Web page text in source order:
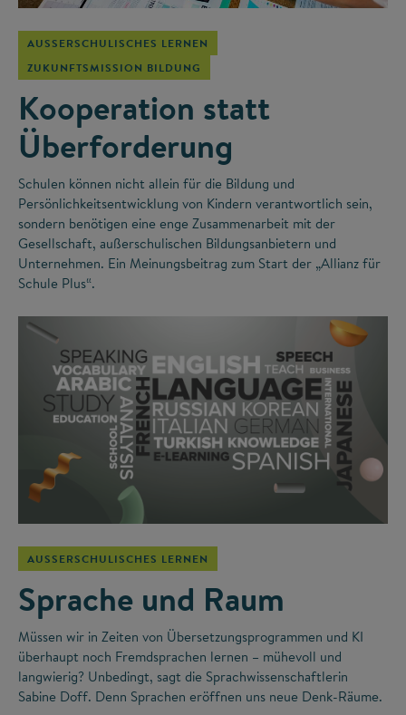
AUSSERSCHULISCHES LERNEN
ZUKUNFTSMISSION BILDUNG
Kooperation statt
Überforderung
Schulen können nicht allein für die Bildung und
Persönlichkeitsentwicklung von Kindern verantwortlich sein,
sondern benötigen eine enge Zusammenarbeit mit der
Gesellschaft, außerschulischen Bildungsanbietern und
Unternehmen. Ein Meinungsbeitrag zum Start der „Allianz für
Schule Plus“.
AUSSERSCHULISCHES LERNEN
Sprache und Raum
Müssen wir in Zeiten von Übersetzungsprogrammen und KI
überhaupt noch Fremdsprachen lernen – mühevoll und
langwierig? Unbedingt, sagt die Sprachwissenschaftlerin
Sabine Doff. Denn Sprachen eröffnen uns neue Denk-Räume.